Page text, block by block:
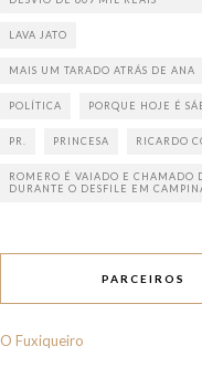
LAVA JATO
MAIS UM TARADO ATRÁS DE ANA
POLÍTICA PORQUE HOJE É
PR. PRINCESA RICARDO
ROMERO É VAIADO E CHAMADO
DURANTE O DESFILE EM
PARCEIROS
O Fuxiqueiro